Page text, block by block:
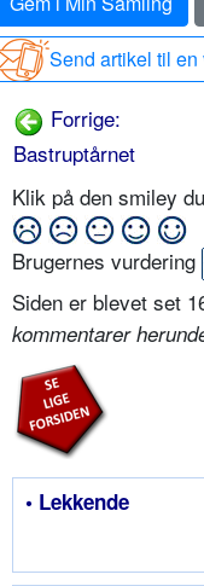
Send artikel til en
Forrige:
Bastruptårnet
Klik på den smiley
Brugernes vurdering
Siden er blevet set
kommentarer
• Lekkende